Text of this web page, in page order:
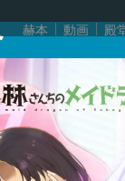
赫本 動画 殿